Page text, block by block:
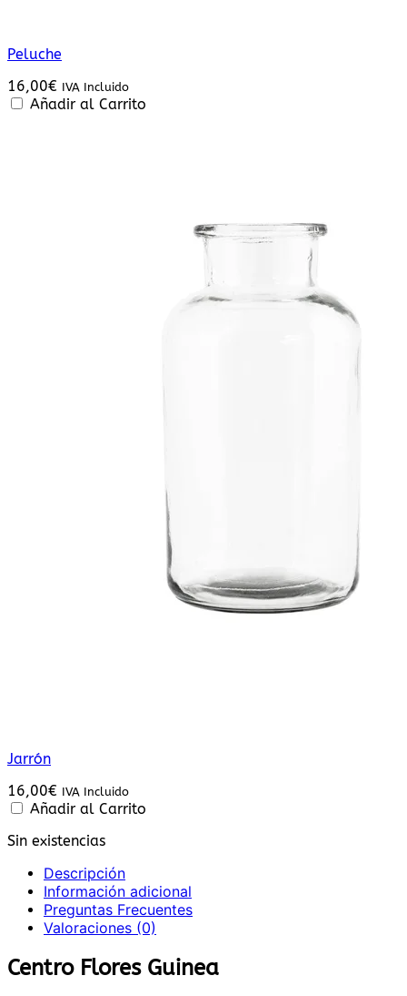
Peluche
16,00€ IVA Incluido
Añadir al Carrito
Jarrón
16,00€ IVA Incluido
Añadir al Carrito
Sin existencias
Descripción
Información adicional
Preguntas Frecuentes
Valoraciones (0)
Centro Flores Guinea